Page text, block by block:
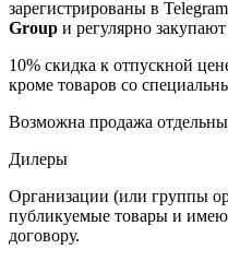
зарегистрированы в
Group и регулярно
10% скидка к отпускной
кроме товаров со
Возможна продажа
Дилеры
Организации (или группы
публикуемые товары и
договору.